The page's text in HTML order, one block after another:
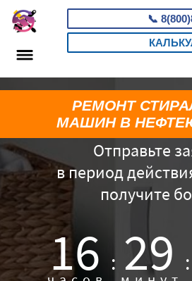
📞
Отправьте
в период
получите
16 : 29 :
РЕМОНТ
МАШИН В